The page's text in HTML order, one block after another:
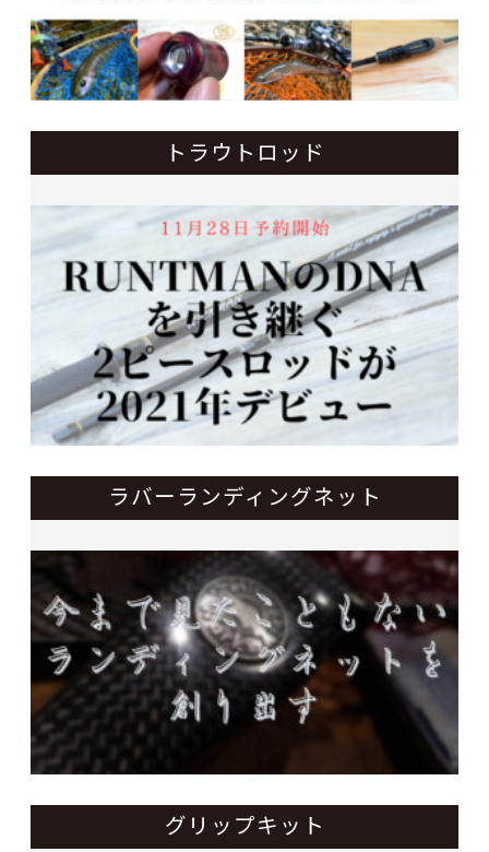
トラウトロッド
ラバーランディングネット
グリップキット